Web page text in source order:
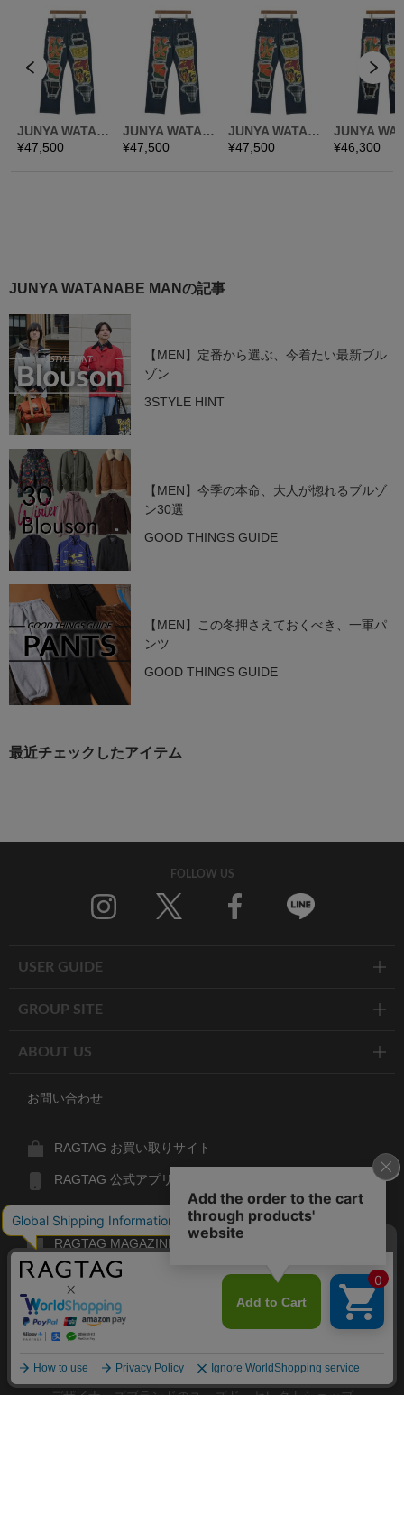
JUNYA WATANABE MANの記事
【MEN】定番から選ぶ、今着たい最新ブル
ゾン
3STYLE HINT
【MEN】今季の本命、大人が惚れるブルゾ
ン30選
GOOD THINGS GUIDE
【MEN】この冬押さえておくべき、一軍パ
ンツ
GOOD THINGS GUIDE
最近チェックしたアイテム
FOLLOW US
USER GUIDE
GROUP SITE
ABOUT US
お問い合わせ
RAGTAG お買い取りサイト
RAGTAG 公式アプリ
RAGTAG MEMBER'S CARD
RAGTAG MAGAZINE
RAGTAG Global
RAGTAG
デザイナーズブランドのユーズド・セレクトショップ